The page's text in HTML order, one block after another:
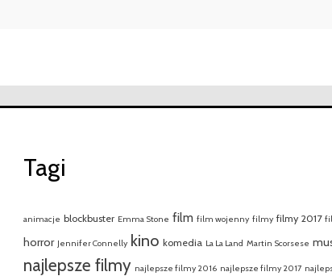
Tagi
animacje blockbuster Emma Stone film film wojenny filmy filmy 2017
horror Jennifer Connelly kino komedia La La Land Martin Scorsese
najlepsze filmy najlepsze filmy 2016 najlepsze filmy 2017